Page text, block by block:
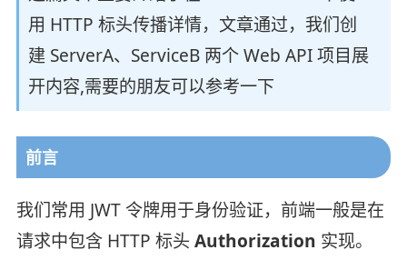
用 HTTP 标头传播详情，文章通过，我们创
建 ServerA、ServiceB 两个 Web API 项目展
开内容,需要的朋友可以参考一下
前言
我们常用 JWT 令牌用于身份验证，前端一般是在
请求中包含 HTTP 标头 Authorization 实现。